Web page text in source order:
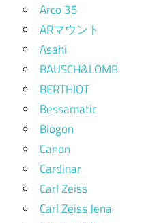
Arco 35
ARマウント
Asahi
BAUSCH&LOMB
BERTHIOT
Bessamatic
Biogon
Canon
Cardinar
Carl Zeiss
Carl Zeiss Jena